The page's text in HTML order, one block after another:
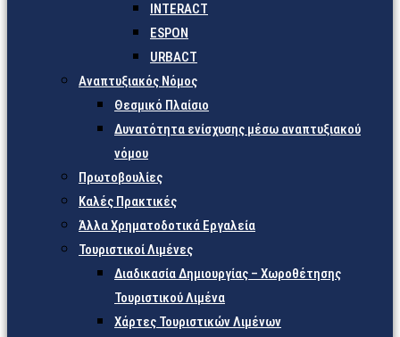
INTERACT
ESPON
URBACT
Αναπτυξιακός Νόμος
Θεσμικό Πλαίσιο
Δυνατότητα ενίσχυσης μέσω αναπτυξιακού
νόμου
Πρωτοβουλίες
Καλές Πρακτικές
Άλλα Χρηματοδοτικά Εργαλεία
Τουριστικοί Λιμένες
Διαδικασία Δημιουργίας – Χωροθέτησης
Τουριστικού Λιμένα
Χάρτες Τουριστικών Λιμένων